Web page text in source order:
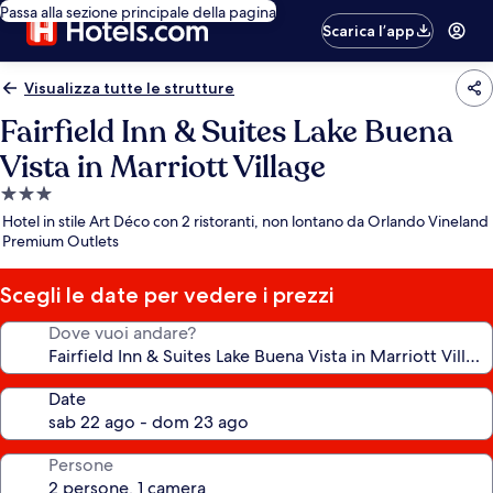
Passa alla sezione principale della pagina
Scarica l’app
Visualizza tutte le strutture
Fairfield Inn & Suites Lake Buena
Vista in Marriott Village
Struttura
a
3.0
stelle
Hotel in stile Art Déco con 2 ristoranti, non lontano da Orlando Vineland
Premium Outlets
Scegli le date per vedere i prezzi
Dove vuoi andare?
Date
Persone